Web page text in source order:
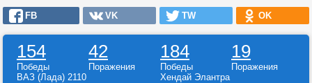
FB VK TW OK
154 42 184 19
Победы Поражения Победы
Поражения
ВАЗ (Лада) 2110
Хендай Элантра